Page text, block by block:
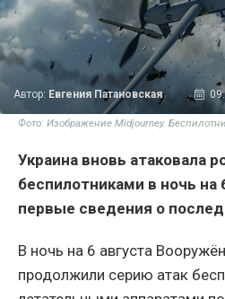
Автор: Евгения Патановская
Фото: Изображение Midjourney.
Украина вновь атаковала
беспилотниками в ночь на
первые сведения о
В ночь на 6 августа
продолжили серию атак